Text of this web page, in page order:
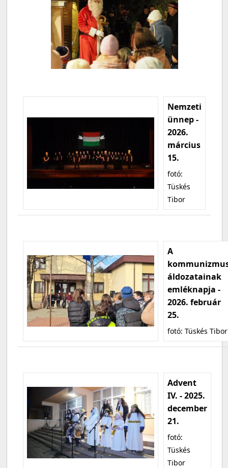
Nemzeti
ünnep -
2026.
március
15.
fotó:
Tüskés
Tibor
A
áldozatainak
emléknapja -
2026. február
25.
fotó: Tüskés Tibor
Advent
IV. - 2025.
december
21.
fotó:
Tüskés
Tibor